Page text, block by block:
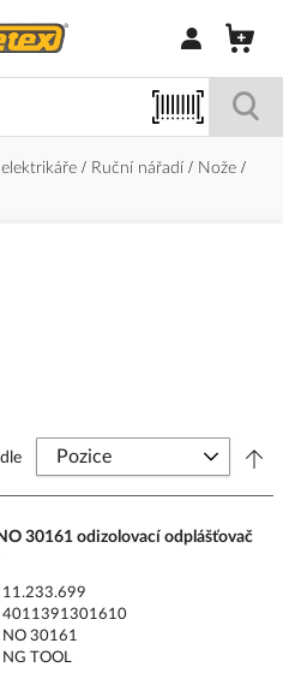
Přihlásit/
Ruční nářadí
Nože
30161 odizolovací odplášťovač
11.233.699
4011391301610
NO 30161
NG TOOL